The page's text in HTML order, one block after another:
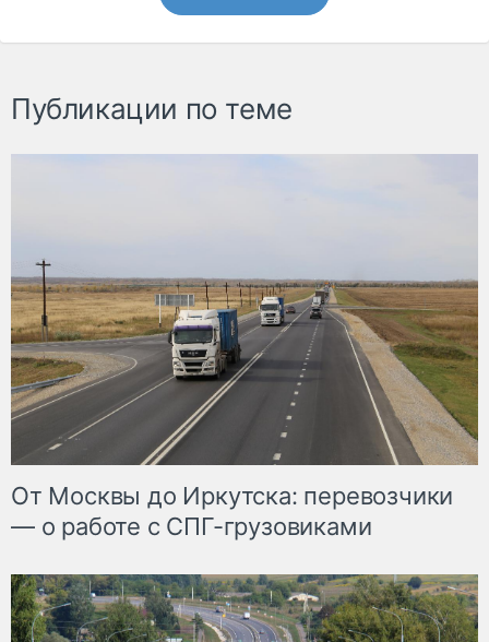
Публикации по теме
От Москвы до Иркутска: перевозчики
— о работе с СПГ-грузовиками